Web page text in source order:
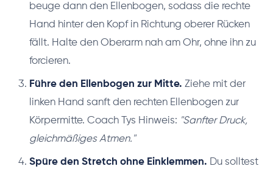
beuge dann den Ellenbogen, sodass die rechte
Hand hinter den Kopf in Richtung oberer Rücken
fällt. Halte den Oberarm nah am Ohr, ohne ihn zu
forcieren.
Führe den Ellenbogen zur Mitte. Ziehe mit der
linken Hand sanft den rechten Ellenbogen zur
Körpermitte. Coach Tys Hinweis: "Sanfter Druck,
gleichmäßiges Atmen."
Spüre den Stretch ohne Einklemmen. Du solltest